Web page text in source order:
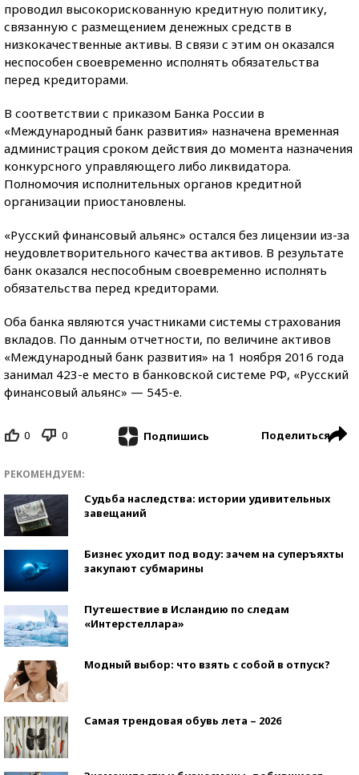
проводил высокорискованную кредитную политику,
связанную с размещением денежных средств в
низкокачественные активы. В связи с этим он оказался
неспособен своевременно исполнять обязательства
перед кредиторами.
В соответствии с приказом Банка России в
«Международный банк развития» назначена временная
администрация сроком действия до момента назначения
конкурсного управляющего либо ликвидатора.
Полномочия исполнительных органов кредитной
организации приостановлены.
«Русский финансовый альянс» остался без лицензии из-за
неудовлетворительного качества активов. В результате
банк оказался неспособным своевременно исполнять
обязательства перед кредиторами.
Оба банка являются участниками системы страхования
вкладов. По данным отчетности, по величине активов
«Международный банк развития» на 1 ноября 2016 года
занимал 423-е место в банковской системе РФ, «Русский
финансовый альянс» — 545-е.
0 0 Подпишись Поделиться
РЕКОМЕНДУЕМ:
Судьба наследства: истории удивительных
завещаний
Бизнес уходит под воду: зачем на суперъяхты
закупают субмарины
Путешествие в Исландию по следам
«Интерстеллара»
Модный выбор: что взять с собой в отпуск?
Самая трендовая обувь лета – 2026